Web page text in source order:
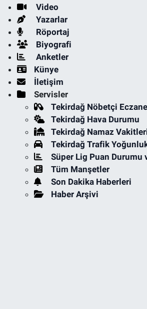
Video
Yazarlar
Röportaj
Biyografi
Anketler
Künye
İletişim
Servisler
Tekirdağ Nöbetçi
Tekirdağ Hava Durumu
Tekirdağ Namaz
Tekirdağ Trafik
Süper Lig Puan Durumu
Tüm Manşetler
Son Dakika Haberleri
Haber Arşivi